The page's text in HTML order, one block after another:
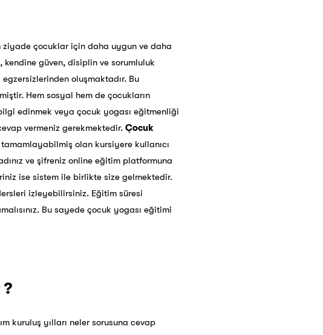
çocuklar için daha uygun ve daha
güven, disiplin ve sorumluluk
oluşmaktadır. Bu
Hem sosyal hem de çocukların
edinmek veya çocuk yogası eğitmenliği
vermeniz gerekmektedir. Çocuk
olan kursiyere kullanıcı
ve şifreniz online eğitim platformuna
ise sistem ile birlikte size gelmektedir.
izleyebilirsiniz. Eğitim süresi
Bu sayede çocuk yogası eğitimi
?
kuruluş yılları neler sorusuna cevap